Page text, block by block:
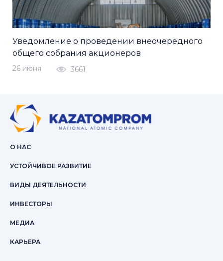
Уведомление о проведении внеочередного
общего собрания акционеров
26 июня 3661
О НАС
УСТОЙЧИВОЕ РАЗВИТИЕ
ВИДЫ ДЕЯТЕЛЬНОСТИ
ИНВЕСТОРЫ
МЕДИА
КАРЬЕРА